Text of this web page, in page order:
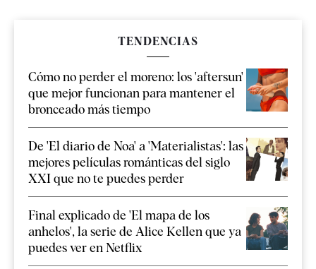
TENDENCIAS
Cómo no perder el moreno: los 'aftersun'
que mejor funcionan para mantener el
bronceado más tiempo
De 'El diario de Noa' a 'Materialistas': las
mejores películas románticas del siglo
XXI que no te puedes perder
Final explicado de 'El mapa de los
anhelos', la serie de Alice Kellen que ya
puedes ver en Netflix